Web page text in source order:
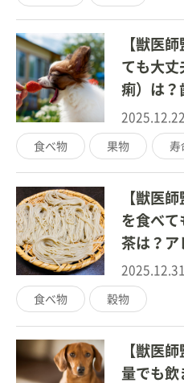
【獣医
ても大丈
痢）は？
2025.12.22
食べ物 果物 寿
【獣医
を食べて
茶は？ア
2025.12.31
食べ物 穀物
【獣医
量でも飲